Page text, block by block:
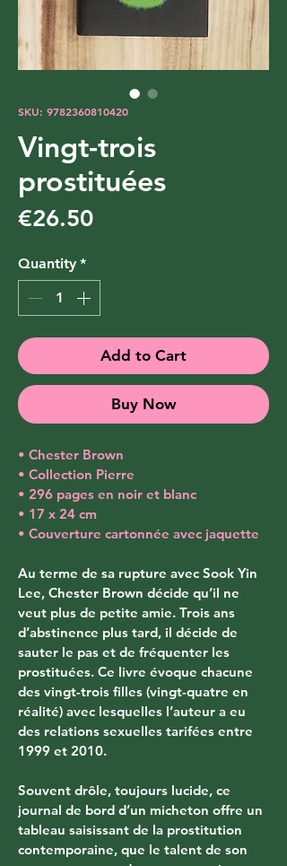
SKU: 9782360810420
Vingt-trois
prostituées
€26.50Price
Quantity *
Add to Cart
Buy Now
• Chester Brown
• Collection Pierre
• 296 pages en noir et blanc
• 17 x 24 cm
• Couverture cartonnée avec jaquette
Au terme de sa rupture avec Sook Yin
Lee, Chester Brown décide qu’il ne
veut plus de petite amie. Trois ans
d’abstinence plus tard, il décide de
sauter le pas et de fréquenter les
prostituées. Ce livre évoque chacune
des vingt-trois filles (vingt-quatre en
réalité) avec lesquelles l’auteur a eu
des relations sexuelles tarifées entre
1999 et 2010.
Souvent drôle, toujours lucide, ce
journal de bord d’un micheton offre un
tableau saisissant de la prostitution
contemporaine, que le talent de son